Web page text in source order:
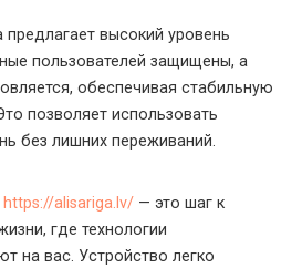
высокий уровень
пользователей защищены, а
обеспечивая стабильную
позволяет использовать
без лишних переживаний.
https://alisariga.lv/ — это шаг к
где технологии
на вас. Устройство легко